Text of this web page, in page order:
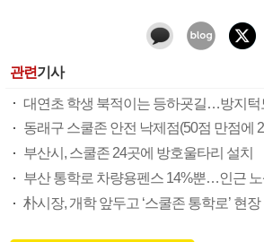
관련기사
대연초 학생 북적이는 등하굣길…방지턱
부산시, 스쿨존 24곳에 방호울타리 설치
부산 통학로 차량용펜스 14%뿐…인근
朴시장, 개학 앞두고 ‘스쿨존 통학로’ 현장